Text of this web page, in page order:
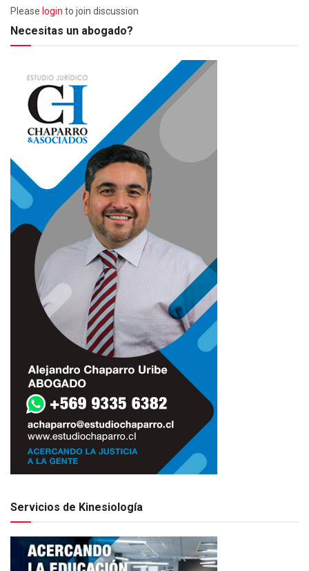
Please login to join discussion
Necesitas un abogado?
Servicios de Kinesiología